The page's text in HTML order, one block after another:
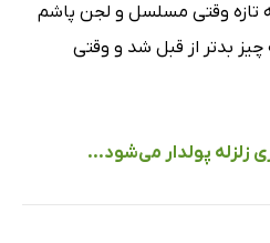
تازه وقتی مسلسل و لجن پاشم
بدتر از قبل شد و وقتی
زلزله پولدار می‌شود...